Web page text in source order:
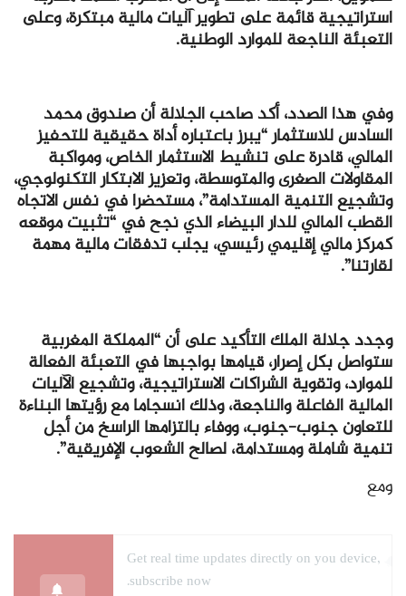
استراتيجية قائمة على تطوير آليات مالية مبتكرة، وعلى
التعبئة الناجعة للموارد الوطنية.
وفي هذا الصدد، أكد صاحب الجلالة أن صندوق محمد
السادس للاستثمار “يبرز باعتباره أداة حقيقية للتحفيز
المالي، قادرة على تنشيط الاستثمار الخاص، ومواكبة
المقاولات الصغرى والمتوسطة، وتعزيز الابتكار التكنولوجي،
وتشجيع التنمية المستدامة”، مستحضرا في نفس الاتجاه
القطب المالي للدار البيضاء الذي نجح في “تثبيت موقعه
كمركز مالي إقليمي رئيسي، يجلب تدفقات مالية مهمة
لقارتنا”.
وجدد جلالة الملك التأكيد على أن “المملكة المغربية
ستواصل بكل إصرار، قيامها بواجبها في التعبئة الفعالة
للموارد، وتقوية الشراكات الاستراتيجية، وتشجيع الآليات
المالية الفاعلة والناجعة، وذلك انسجاما مع رؤيتها البناءة
للتعاون جنوب-جنوب، ووفاء بالتزامها الراسخ من أجل
تنمية شاملة ومستدامة، لصالح الشعوب الإفريقية”.
ومع
Get real time updates directly on you device,
subscribe now.